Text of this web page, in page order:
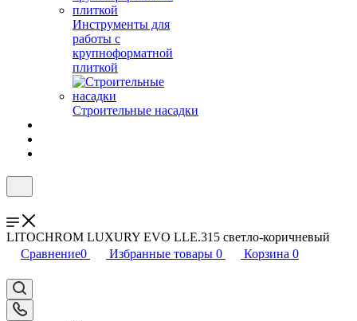
Инструменты для
работы с
крупноформатной
плиткой
Строительные насадки
LITOCHROM LUXURY EVO LLE.315 светло-коричневый
Сравнение0 Избранные товары 0 Корзина 0